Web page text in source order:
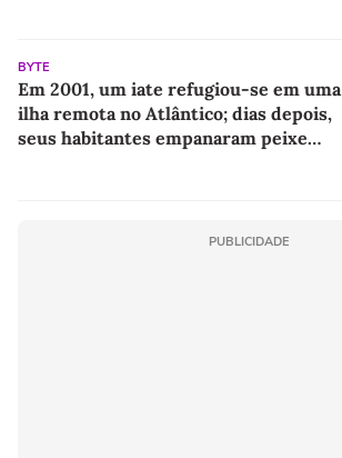
BYTE
Em 2001, um iate refugiou-se em uma
ilha remota no Atlântico; dias depois,
seus habitantes empanaram peixe
PUBLICIDADE